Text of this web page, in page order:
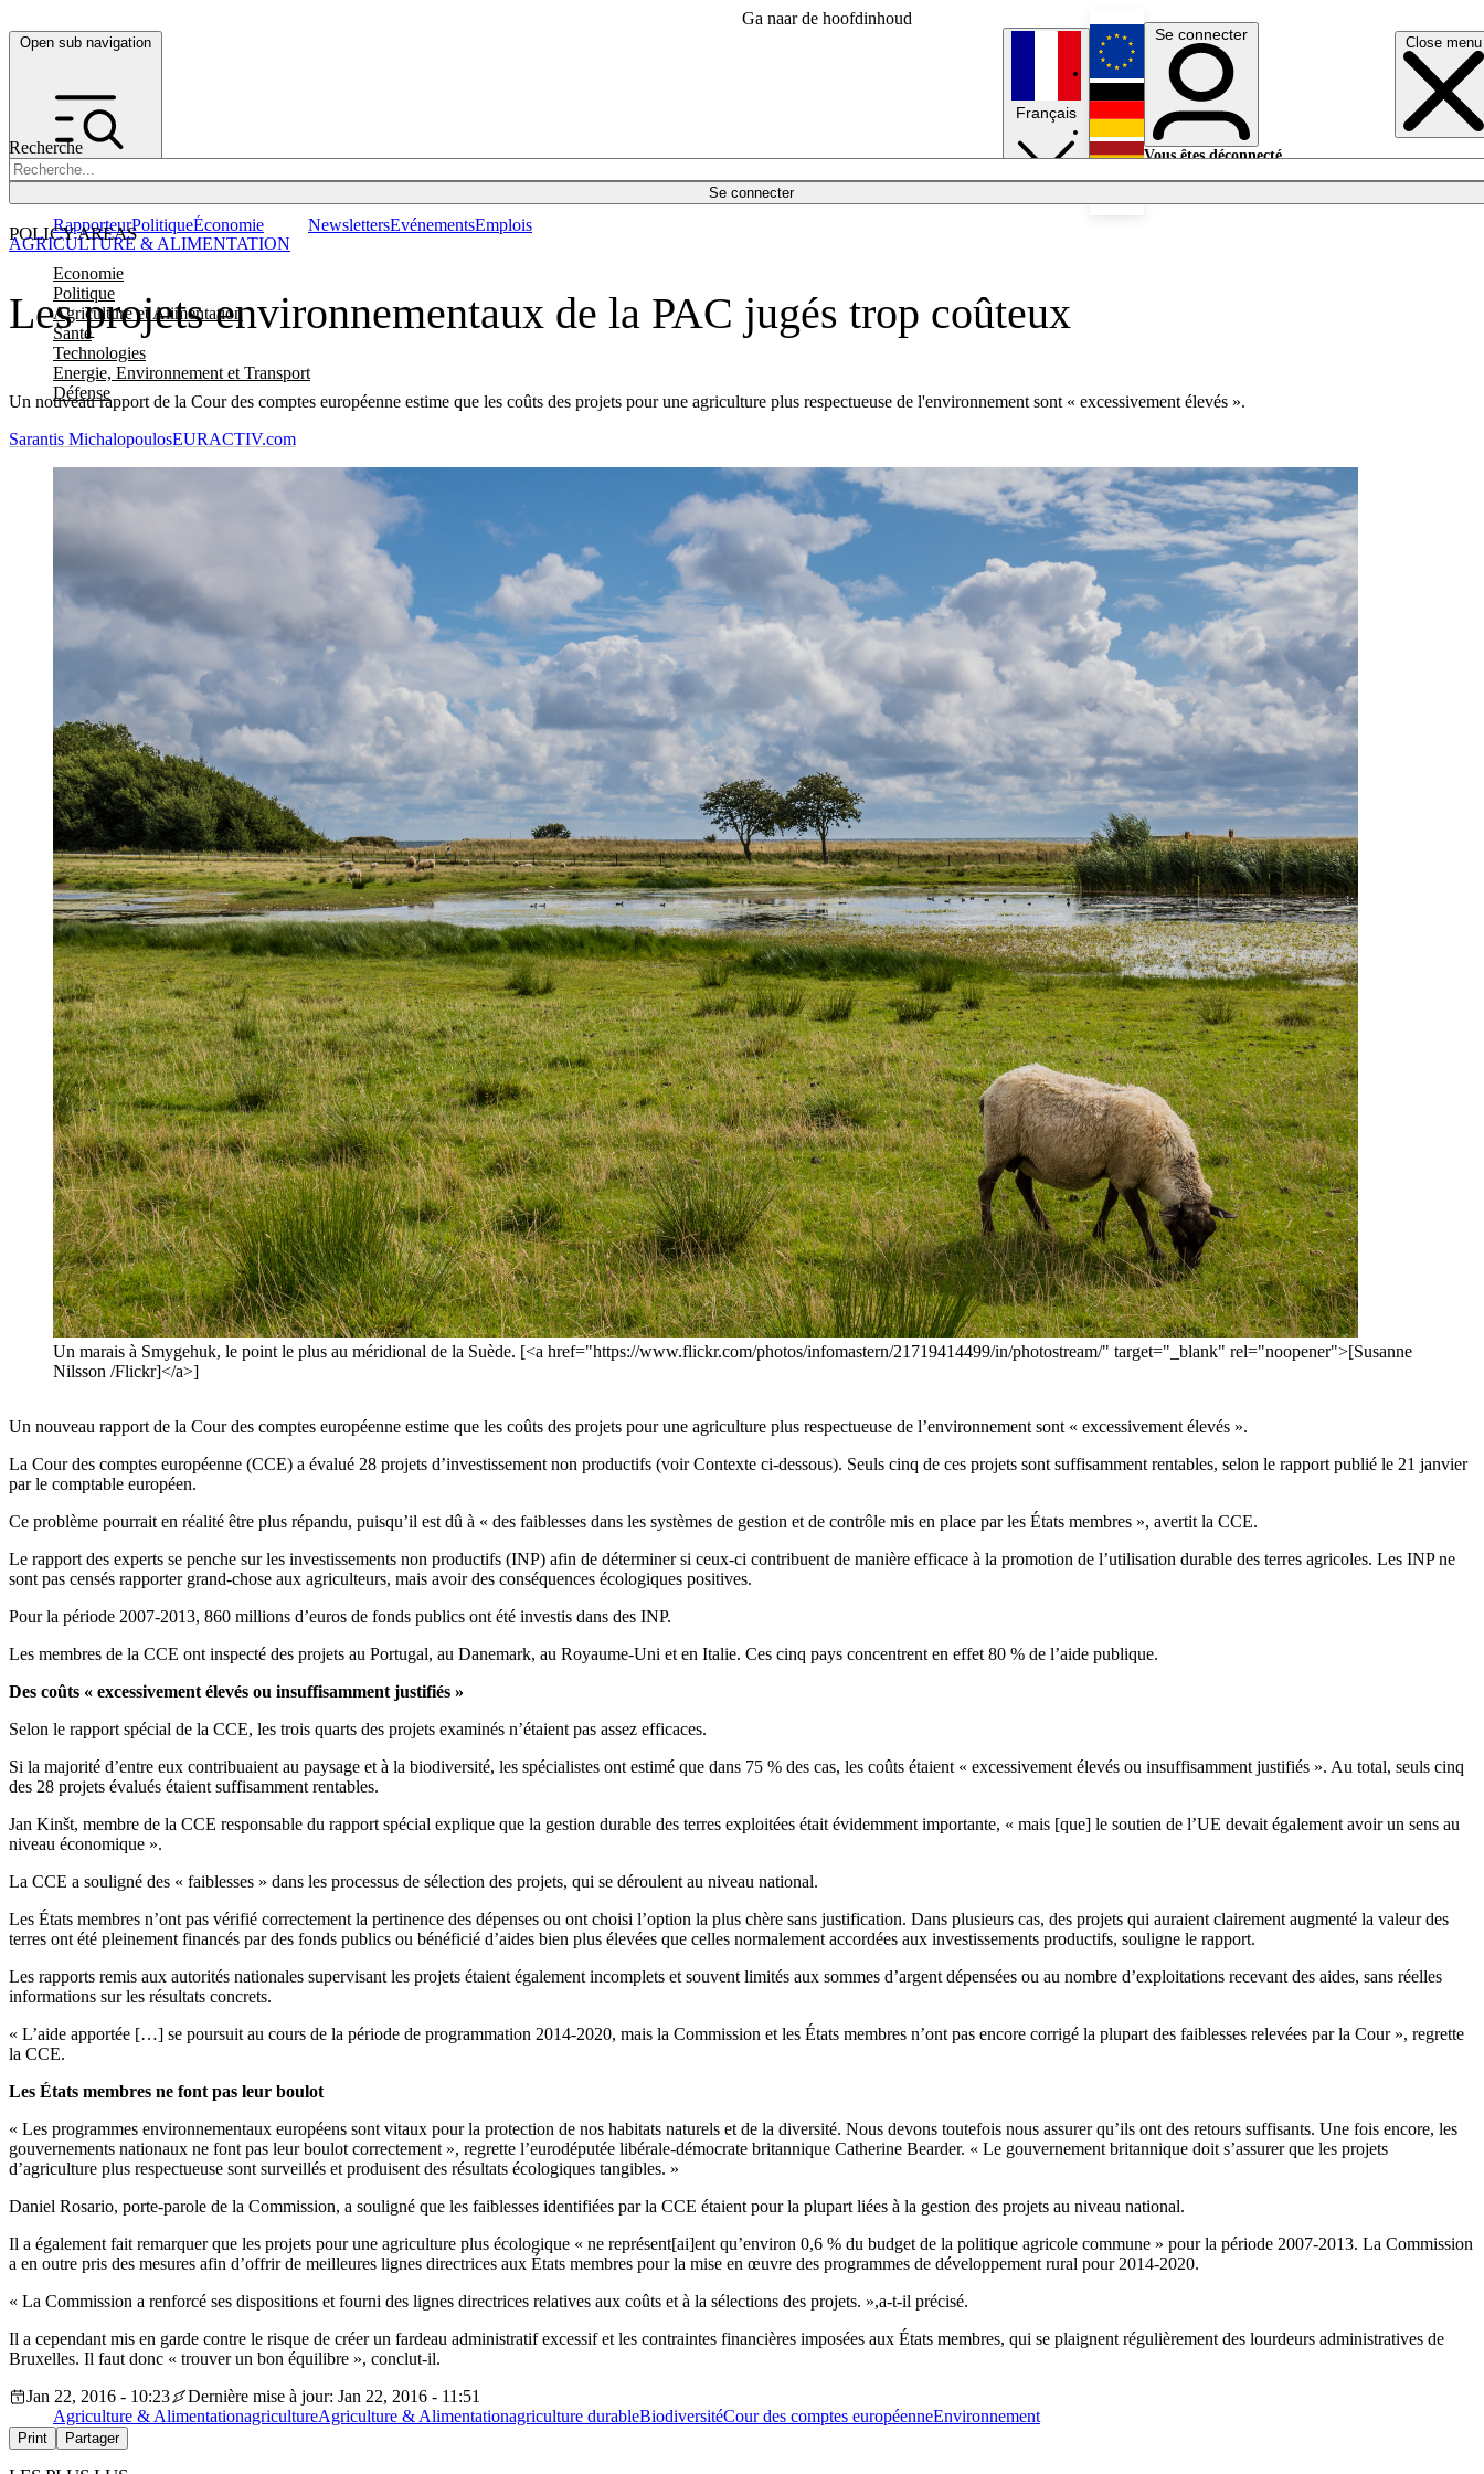
Ga naar de hoofdinhoud
Open sub navigation Close menu
Recherche
Se connecter
POLICY AREAS
Economie
Politique
Agriculture et Alimentation
Santé
Technologies
Energie, Environnement et Transport
Défense
RapporteurPolitiqueÉconomie NewslettersEvénementsEmplois
Français
English
Deutsch
Se connecter
Vous êtes déconnecté.
Les projets environnementaux de la PAC jugés trop coûteux
Un nouveau rapport de la Cour des comptes européenne estime que les coûts des projets pour une agriculture plus respectueuse de l'environnement sont « excessivement élevés ».
AGRICULTURE & ALIMENTATION
Sarantis MichalopoulosEURACTIV.com
Un marais à Smygehuk, le point le plus au méridional de la Suède. [<a href="https://www.flickr.com/photos/infomastern/21719414499/in/photostream/" target="_blank" rel="noopener">[Susanne
Nilsson /Flickr]</a>]
Un nouveau rapport de la Cour des comptes européenne estime que les coûts des projets pour une agriculture plus respectueuse de l’environnement sont « excessivement élevés ».
La Cour des comptes européenne (CCE) a évalué 28 projets d’investissement non productifs (voir Contexte ci-dessous). Seuls cinq de ces projets sont suffisamment rentables, selon le rapport publié le 21 janvier
par le comptable européen.
Ce problème pourrait en réalité être plus répandu, puisqu’il est dû à « des faiblesses dans les systèmes de gestion et de contrôle mis en place par les États membres », avertit la CCE.
Le rapport des experts se penche sur les investissements non productifs (INP) afin de déterminer si ceux-ci contribuent de manière efficace à la promotion de l’utilisation durable des terres agricoles. Les INP ne
sont pas censés rapporter grand-chose aux agriculteurs, mais avoir des conséquences écologiques positives.
Pour la période 2007-2013, 860 millions d’euros de fonds publics ont été investis dans des INP.
Les membres de la CCE ont inspecté des projets au Portugal, au Danemark, au Royaume-Uni et en Italie. Ces cinq pays concentrent en effet 80 % de l’aide publique.
Des coûts « excessivement élevés ou insuffisamment justifiés »
Selon le rapport spécial de la CCE, les trois quarts des projets examinés n’étaient pas assez efficaces.
Si la majorité d’entre eux contribuaient au paysage et à la biodiversité, les spécialistes ont estimé que dans 75 % des cas, les coûts étaient « excessivement élevés ou insuffisamment justifiés ». Au total, seuls cinq
des 28 projets évalués étaient suffisamment rentables.
Jan Kinšt, membre de la CCE responsable du rapport spécial explique que la gestion durable des terres exploitées était évidemment importante, « mais [que] le soutien de l’UE devait également avoir un sens au
niveau économique ».
La CCE a souligné des « faiblesses » dans les processus de sélection des projets, qui se déroulent au niveau national.
Les États membres n’ont pas vérifié correctement la pertinence des dépenses ou ont choisi l’option la plus chère sans justification. Dans plusieurs cas, des projets qui auraient clairement augmenté la valeur des
terres ont été pleinement financés par des fonds publics ou bénéficié d’aides bien plus élevées que celles normalement accordées aux investissements productifs, souligne le rapport.
Les rapports remis aux autorités nationales supervisant les projets étaient également incomplets et souvent limités aux sommes d’argent dépensées ou au nombre d’exploitations recevant des aides, sans réelles
informations sur les résultats concrets.
« L’aide apportée […] se poursuit au cours de la période de programmation 2014-2020, mais la Commission et les États membres n’ont pas encore corrigé la plupart des faiblesses relevées par la Cour », regrette
la CCE.
Les États membres ne font pas leur boulot
« Les programmes environnementaux européens sont vitaux pour la protection de nos habitats naturels et de la diversité. Nous devons toutefois nous assurer qu’ils ont des retours suffisants. Une fois encore, les
gouvernements nationaux ne font pas leur boulot correctement », regrette l’eurodéputée libérale-démocrate britannique Catherine Bearder. « Le gouvernement britannique doit s’assurer que les projets
d’agriculture plus respectueuse sont surveillés et produisent des résultats écologiques tangibles. »
Daniel Rosario, porte-parole de la Commission, a souligné que les faiblesses identifiées par la CCE étaient pour la plupart liées à la gestion des projets au niveau national.
Il a également fait remarquer que les projets pour une agriculture plus écologique « ne représent[ai]ent qu’environ 0,6 % du budget de la politique agricole commune » pour la période 2007-2013. La Commission
a en outre pris des mesures afin d’offrir de meilleures lignes directrices aux États membres pour la mise en œuvre des programmes de développement rural pour 2014-2020.
« La Commission a renforcé ses dispositions et fourni des lignes directrices relatives aux coûts et à la sélections des projets. »,a-t-il précisé.
Il a cependant mis en garde contre le risque de créer un fardeau administratif excessif et les contraintes financières imposées aux États membres, qui se plaignent régulièrement des lourdeurs administratives de
Bruxelles. Il faut donc « trouver un bon équilibre », conclut-il.
Jan 22, 2016 - 10:23
Dernière mise à jour: Jan 22, 2016 - 11:51
Agriculture & AlimentationagricultureAgriculture & Alimentationagriculture durableBiodiversitéCour des comptes européenneEnvironnement
Print Partager